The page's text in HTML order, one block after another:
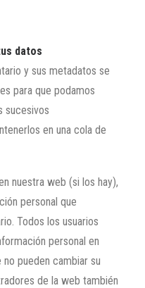
datos
y sus metadatos se
para que podamos
sucesivos
en una cola de
nuestra web (si los hay),
personal que
Todos los usuarios
personal en
pueden cambiar su
de la web también